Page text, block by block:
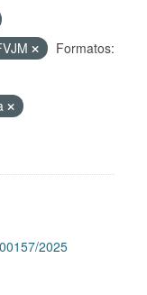
Formatos:
2025